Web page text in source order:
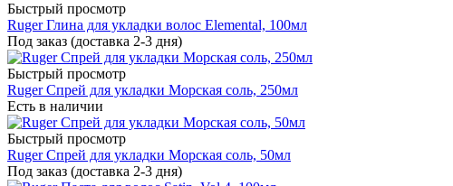
Быстрый просмотр
Ruger Глина для укладки волос Elemental, 100мл
Под заказ (доставка 2-3 дня)
Быстрый просмотр
Ruger Спрей для укладки Морская соль, 250мл
Есть в наличии
Быстрый просмотр
Ruger Спрей для укладки Морская соль, 50мл
Под заказ (доставка 2-3 дня)